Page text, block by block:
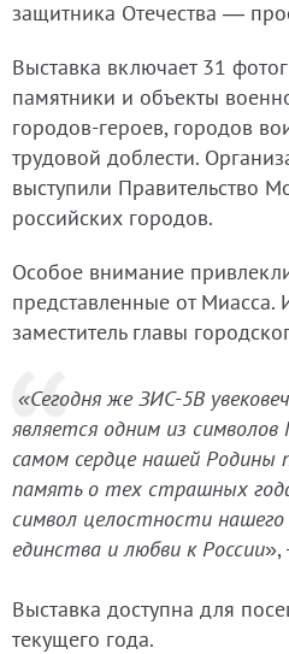
защитника Отечества —
Выставка включает 31
памятники и объекты
городов-героев, городов
трудовой доблести.
выступили Правительство
российских городов.
Особое внимание
представленные от Миасса.
заместитель главы
«Сегодня же ЗИС-5В
является одним из
самом сердце нашей Родины
память о тех страшных
символ целостности нашего
единства и любви к России»,
Выставка доступна для
текущего года.